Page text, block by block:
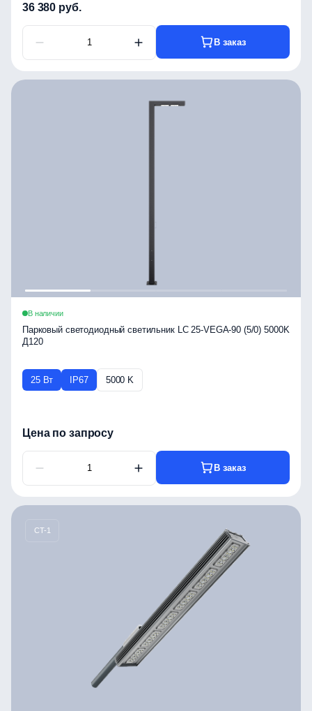
36 380 руб.
В заказ
В наличии
Парковый светодиодный светильник LC 25-VEGA-90 (5/0) 5000K
Д120
25 Вт IP67 5000 K
Цена по запросу
В заказ
CT-1